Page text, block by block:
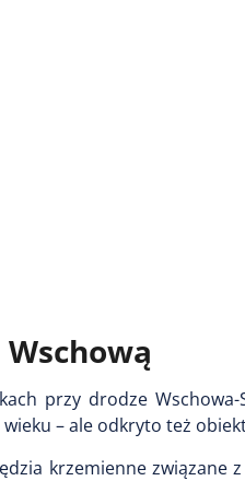
przy drodze
– ale odkryto też
krzemienne związane